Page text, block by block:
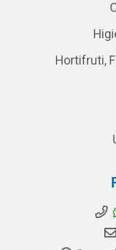
Hortifruti,